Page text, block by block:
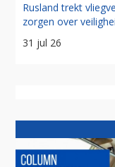
Rusland trekt
zorgen over
31 jul 26